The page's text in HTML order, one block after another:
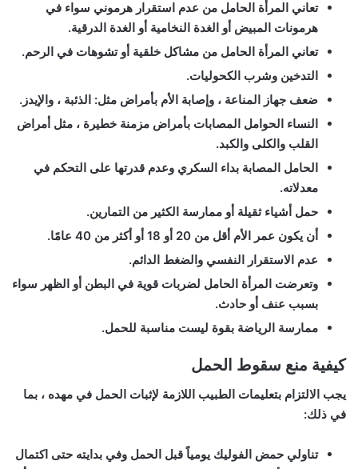
تعاني المرأة الحامل من عدم استقرار هرموني سواء في
هرمونات المبيض أو الغدة النخامية أو الغدة الدرقية.
تعاني المرأة الحامل من مشاكل خلقية أو تشوهات في الرحم.
التدخين وشرب الكحوليات.
ضعف جهاز المناعة ، وإصابة الأم بأمراض مثل: الذئبة ، والإيدز.
النساء الحوامل المصابات بأمراض مزمنة خطيرة ، مثل أمراض
القلب والكلى والكبد.
الحامل المصابة بداء السكري وعدم قدرتها على التحكم في
معدلاته.
حمل أشياء ثقيلة أو ممارسة الكثير من التمارين.
أن يكون عمر الأم أقل من 20 أو 18 أو أكثر من 40 عامًا.
عدم الاستقرار النفسي والضغط الدائم.
وتعرضت المرأة الحامل لضربات قوية في البطن أو الظهر سواء
بسبب عنف أو حادث.
ممارسة الرياضة بقوة ليست مناسبة للحمل.
كيفية منع سقوط الحمل
يجب الالتزام بتعليمات الطبيب اللازمة لإثبات الحمل في مهده ، بما
في ذلك:
تناولي حمض الفوليك يومياً قبل الحمل وفي بدايته حتى اكتمال